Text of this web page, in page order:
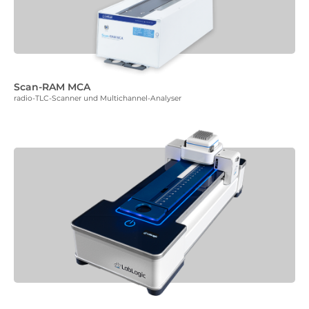
Scan-RAM MCA
radio-TLC-Scanner und Multichannel-Analyser